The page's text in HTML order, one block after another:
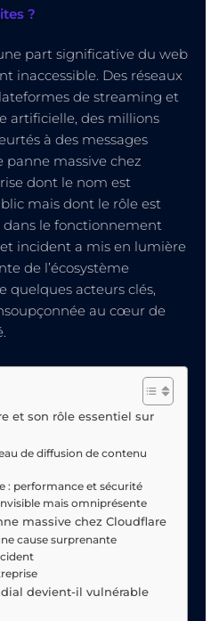
?
part significative du web
inaccessible. Des réseaux
de streaming et
artificielle, des millions
à des messages
panne massive chez
dont le nom est
mais dont le rôle est
le fonctionnement
incident a mis en lumière
de l’écosystème
quelques acteurs clés,
au cœur de
et son rôle essentiel sur
de diffusion de contenu
: performance et sécurité
mais omniprésente
massive chez Cloudflare
cause surprenante
devient-il vulnérable